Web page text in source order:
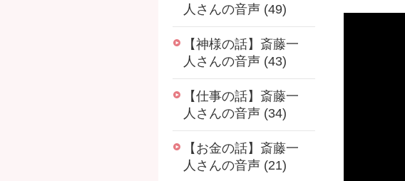
人さんの音声 (49)
【神様の話】斎藤一
人さんの音声 (43)
【仕事の話】斎藤一
人さんの音声 (34)
【お金の話】斎藤一
人さんの音声 (21)